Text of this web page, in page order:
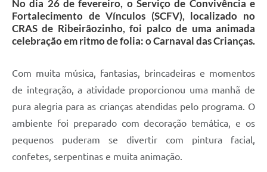
No dia 26 de fevereiro, o Serviço de Convivência e
Fortalecimento de Vínculos (SCFV), localizado no
CRAS de Ribeirãozinho, foi palco de uma animada
celebração em ritmo de folia: o Carnaval das Crianças.
Com muita música, fantasias, brincadeiras e momentos
de integração, a atividade proporcionou uma manhã de
pura alegria para as crianças atendidas pelo programa. O
ambiente foi preparado com decoração temática, e os
pequenos puderam se divertir com pintura facial,
confetes, serpentinas e muita animação.